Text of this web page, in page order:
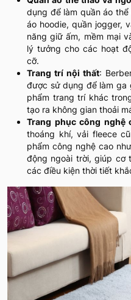
dụng để làm quần áo
áo hoodie, quần jogger,
năng giữ ấm, mềm mại
lý tưởng cho các hoạt
cỡ.
Trang trí nội thất:
được sử dụng để làm ga
phẩm trang trí khác
tạo ra không gian thoải
Trang phục công nghệ
thoáng khí, vải fleece
phẩm công nghệ cao
động ngoài trời, giúp cơ
các điều kiện thời tiết